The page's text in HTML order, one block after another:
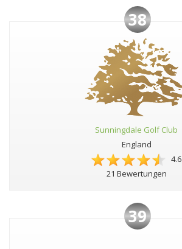
38
Sunningdale Golf Club
England
4.6
21 Bewertungen
39